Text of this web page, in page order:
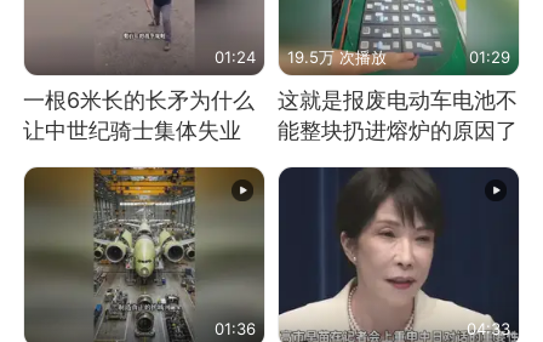
01:24
一根6米长的长矛为什么
让中世纪骑士集体失业
19.5万 次播放 01:29
这就是报废电动车电池不
能整块扔进熔炉的原因了
01:36 04:33